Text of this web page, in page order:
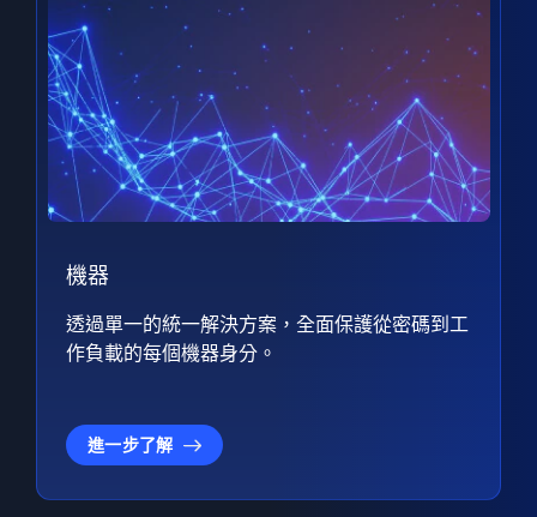
機器
透過單一的統一解決方案，全面保護從密碼到工
作負載的每個機器身分。
進一步了解